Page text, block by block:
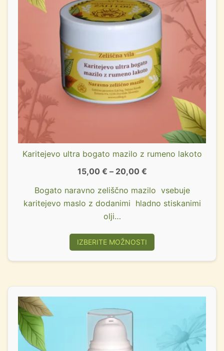
Karitejevo ultra bogato mazilo z rumeno lakoto
15,00 € – 20,00 €
Bogato naravno zeliščno mazilo vsebuje
karitejevo maslo z dodanimi hladno stiskanimi
olji…
IZBERITE MOŽNOSTI